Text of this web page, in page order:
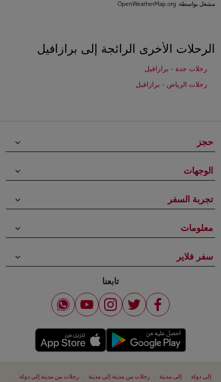
مشغل بواسطة: OpenWeatherMap.org
الرحلات الأخرى الرائجة إلى برازافيل
رحلات جدة - برازافيل
رحلات الرياض - برازافيل
حجز keyboard_arrow_down
الوجهات keyboard_arrow_down
تجربة السفر keyboard_arrow_down
معلومات keyboard_arrow_down
سفر فلاير keyboard_arrow_down
تابعنا
إلى دولة إلى مدينة رحلات من مدينة إلى مدينة رحلات من مدينة إلى دولة